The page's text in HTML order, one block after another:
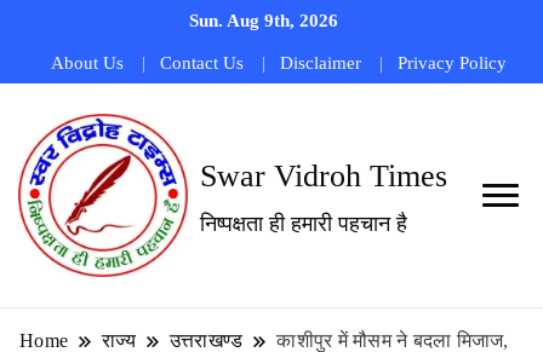
Sun. Aug 9th, 2026
About Us Contact Us Disclaimer Privacy Policy
Swar Vidroh Times
निष्पक्षता ही हमारी पहचान है
Home राज्य उत्तराखण्ड
काशीपुर में मौसम ने बदला मिजाज,